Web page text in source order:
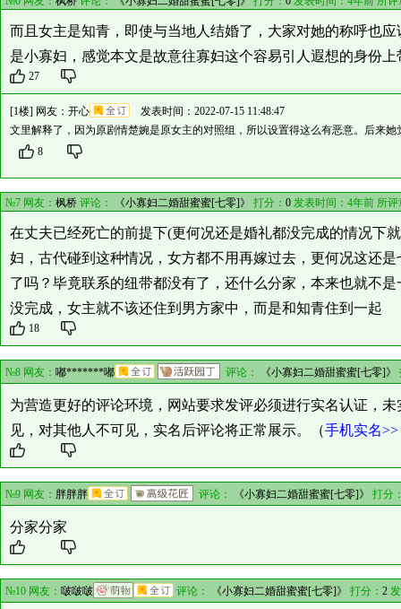
而且女主是知青，即使与当地人结婚了，大家对她的称呼也
是小寡妇，感觉本文是故意往寡妇这个容易引人遐想的身份
27
[1楼] 网友： 开心
发表时间：2022-07-15 11:48:47
文里解释了，因为原剧情楚婉是原女主的对照组，所以设置得这么有恶意。后来
8
№7 网友： 枫桥 评论： 《小寡妇二婚甜蜜蜜[七零]》 打分： 0 发表时间：4年前 所
在丈夫已经死亡的前提下(更何况还是婚礼都没完成的情况下
妇，古代碰到这种情况，女方都不用再嫁过去，更何况这还
了吗？毕竟联系的纽带都没有了，还什么分家，本来也就不
没完成，女主就不该还住到男方家中，而是和知青住到一起
18
№8 网友： 嘟*******嘟 评论： 《小寡妇二婚甜蜜蜜[七零]》
为营造更好的评论环境，网站要求发评必须进行实名认证，
见，对其他人不可见，实名后评论将正常展示。（手机实名>>
№9 网友： 胖胖胖 评论： 《小寡妇二婚甜蜜蜜[七零]》 打分
分家分家
№10 网友： 啵啵啵 评论： 《小寡妇二婚甜蜜蜜[七零]》 打分： 2